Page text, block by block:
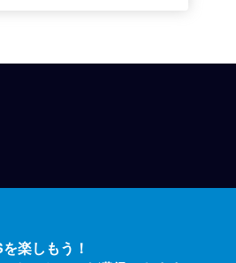
楽しもう！